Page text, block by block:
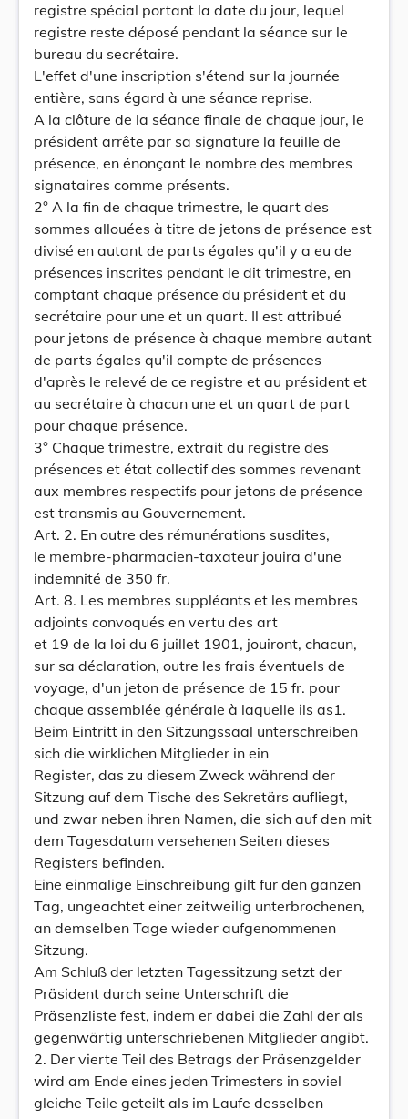
registre spécial portant la date du jour, lequel
registre reste déposé pendant la séance sur le
bureau du secrétaire.
L'effet d'une inscription s'étend sur la journée
entière, sans égard à une séance reprise.
A la clôture de la séance finale de chaque jour, le
président arrête par sa signature la feuille de
présence, en énonçant le nombre des membres
signataires comme présents.
2° A la fin de chaque trimestre, le quart des
sommes allouées à titre de jetons de présence est
divisé en autant de parts égales qu'il y a eu de
présences inscrites pendant le dit trimestre, en
comptant chaque présence du président et du
secrétaire pour une et un quart. Il est attribué
pour jetons de présence à chaque membre autant
de parts égales qu'il compte de présences
d'après le relevé de ce registre et au président et
au secrétaire à chacun une et un quart de part
pour chaque présence.
3° Chaque trimestre, extrait du registre des
présences et état collectif des sommes revenant
aux membres respectifs pour jetons de présence
est transmis au Gouvernement.
Art. 2. En outre des rémunérations susdites,
le membre-pharmacien-taxateur jouira d'une
indemnité de 350 fr.
Art. 8. Les membres suppléants et les membres
adjoints convoqués en vertu des art
et 19 de la loi du 6 juillet 1901, jouiront, chacun,
sur sa déclaration, outre les frais éventuels de
voyage, d'un jeton de présence de 15 fr. pour
chaque assemblée générale à laquelle ils as1.
Beim Eintritt in den Sitzungssaal unterschreiben
sich die wirklichen Mitglieder in ein
Register, das zu diesem Zweck während der
Sitzung auf dem Tische des Sekretärs aufliegt,
und zwar neben ihren Namen, die sich auf den mit
dem Tagesdatum versehenen Seiten dieses
Registers befinden.
Eine einmalige Einschreibung gilt fur den ganzen
Tag, ungeachtet einer zeitweilig unterbrochenen,
an demselben Tage wieder aufgenommenen
Sitzung.
Am Schluß der letzten Tagessitzung setzt der
Präsident durch seine Unterschrift die
Präsenzliste fest, indem er dabei die Zahl der als
gegenwärtig unterschriebenen Mitglieder angibt.
2. Der vierte Teil des Betrags der Präsenzgelder
wird am Ende eines jeden Trimesters in soviel
gleiche Teile geteilt als im Laufe desselben